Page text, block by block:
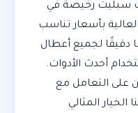
سبليت رخيصة في
بأسعار تناسب
لجميع أعطال
أحدث الأدوات.
على التعامل مع
المثالي